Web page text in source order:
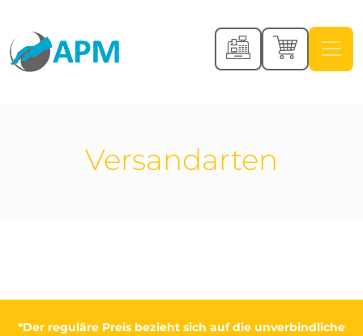
Versandarten
*Der reguläre Preis bezieht sich auf die unverbindliche